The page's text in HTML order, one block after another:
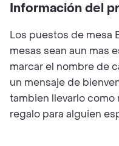
Información del
Los puestos de mesa
mesas sean aun mas
marcar el nombre de
un mensaje de
tambien llevarlo como
regalo para alguien